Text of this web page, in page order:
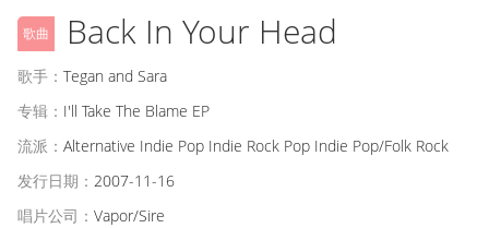
歌曲 Back In Your Head
歌手： Tegan and Sara
专辑： I'll Take The Blame EP
流派： Alternative Indie Pop Indie Rock Pop Indie Pop/Folk Rock
发行日期： 2007-11-16
唱片公司： Vapor/Sire